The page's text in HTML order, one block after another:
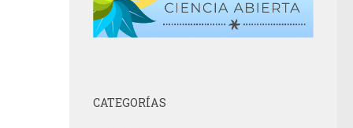
CATEGORÍAS